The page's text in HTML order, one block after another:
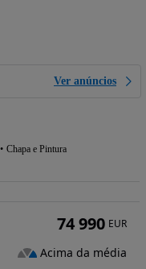
Ver anúncios
Chapa e Pintura
74 990 EUR
Acima da média